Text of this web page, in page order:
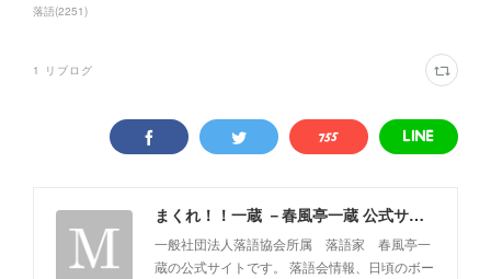
落語(2251)
1 リブログ
まくれ！！一蔵 －春風亭一蔵 公式サイト－
一般社団法人落語協会所属 落語家 春風亭一
蔵の公式サイトです。 落語会情報、日頃のボー